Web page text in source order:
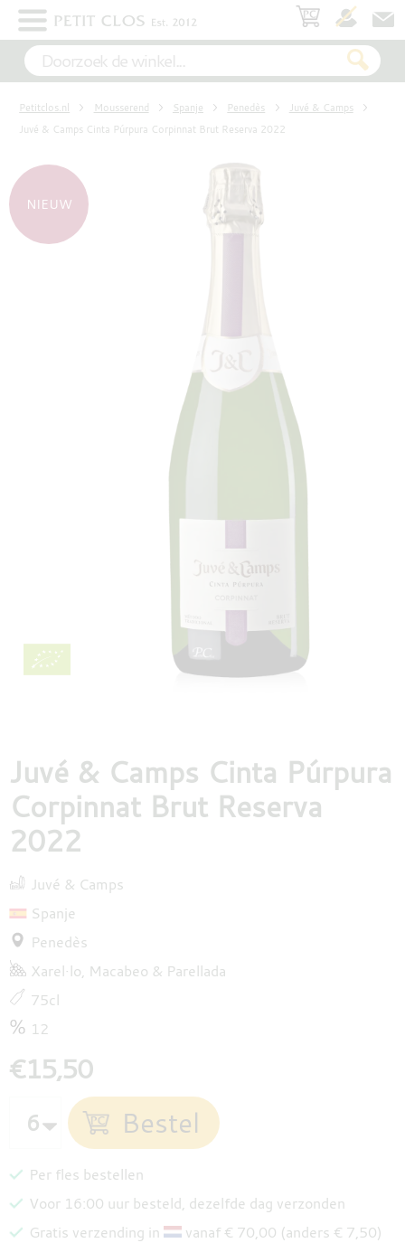
WIT
ROSÉ
Petitclos.nl Mousserend Spanje Penedès
Juvé & Camps
Juvé & Camps Cinta Púrpura Corpinnat Brut Reserva 2022
NIEUW
Juvé & Camps Cinta Púrpura
Corpinnat Brut Reserva
2022
Juvé & Camps
Spanje
Penedès
Xarel·lo Macabeo
Parellada
75cl
12
€15,50
Per fles bestellen
Voor 16:00 uur besteld, dezelfde dag verzonden
Gratis verzending in
vanaf € 70,00 (anders € 7,50)